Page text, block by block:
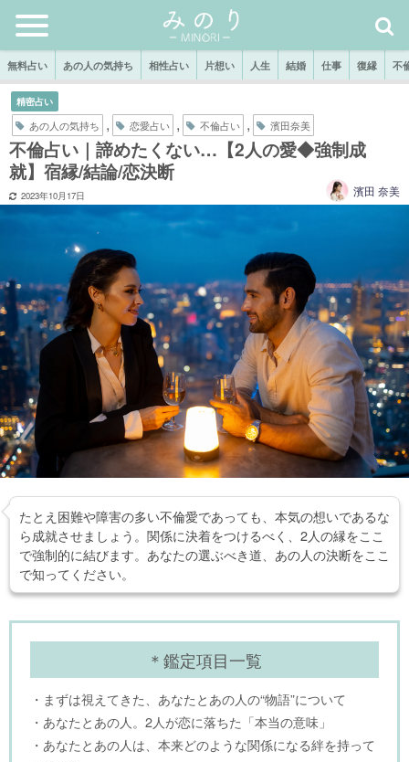
無料占い あの人の気持ち 相性占い 片想い 人生 結婚 仕事 復縁 不
精密占い
あの人の気持ち , 恋愛占い , 不倫占い , 濱田奈美
不倫占い｜諦めたくない…【2人の愛◆強制成
就】宿縁/結論/恋決断
2023年10月17日 濱田 奈美
たとえ困難や障害の多い不倫愛であっても、本気の想いであるな
ら成就させましょう。関係に決着をつけるべく、2人の縁をここ
で強制的に結びます。あなたの選ぶべき道、あの人の決断をここ
で知ってください。
＊鑑定項目一覧
・まずは視えてきた、あなたとあの人の“物語”について
・あなたとあの人。2人が恋に落ちた「本当の意味」
・あなたとあの人は、本来どのような関係になる絆を持って